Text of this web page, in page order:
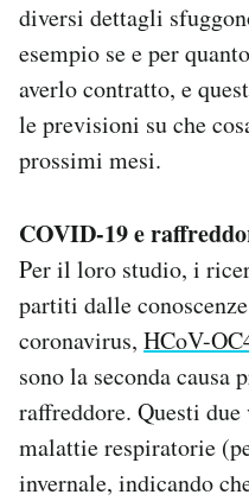
diversi dettagli
esempio se e per
averlo contratto, e
le previsioni su che
prossimi mesi.
COVID-19 e
Per il loro studio, i
partiti dalle
coronavirus, HCoV-
sono la seconda causa
raffreddore. Questi
malattie respiratorie
invernale, indicando